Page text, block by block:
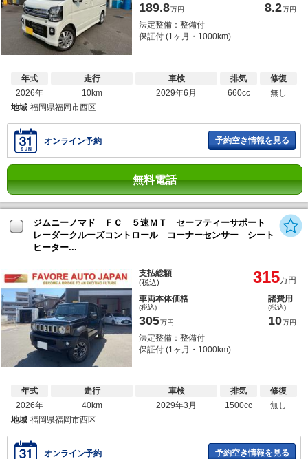
189.8万円 8.2万円
法定整備：整備付
保証付 (1ヶ月・1000km)
年式
2026年
走行
10km
車検
2029年6月
排気
660cc
修復
無し
地域 福岡県福岡市西区
オンライン予約 予約空き情報を見る
無料電話
ジムニーノマド ＦＣ ５速ＭＴ セーフティーサポート
レーダークルーズコントロール コーナーセンサー シート
ヒーター...
支払総額
(税込) 315万円
車両本体価格
(税込)
305万円
諸費用
(税込)
10万円
法定整備：整備付
保証付 (1ヶ月・1000km)
年式
2026年
走行
40km
車検
2029年3月
排気
1500cc
修復
無し
地域 福岡県福岡市西区
オンライン予約 予約空き情報を見る